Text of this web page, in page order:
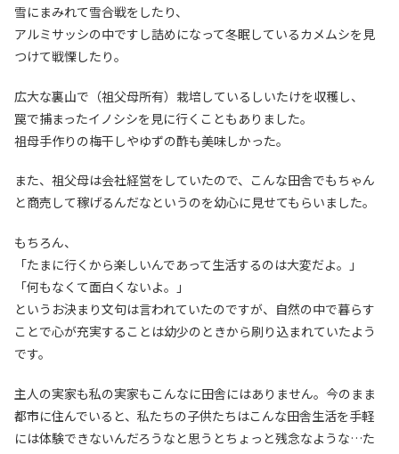
雪にまみれて雪合戦をしたり、
アルミサッシの中ですし詰めになって冬眠しているカメムシを見
つけて戦慄したり。
広大な裏山で（祖父母所有）栽培しているしいたけを収穫し、
罠で捕まったイノシシを見に行くこともありました。
祖母手作りの梅干しやゆずの酢も美味しかった。
また、祖父母は会社経営をしていたので、こんな田舎でもちゃん
と商売して稼げるんだなというのを幼心に見せてもらいました。
もちろん、
「たまに行くから楽しいんであって生活するのは大変だよ。」
「何もなくて面白くないよ。」
というお決まり文句は言われていたのですが、自然の中で暮らす
ことで心が充実することは幼少のときから刷り込まれていたよう
です。
主人の実家も私の実家もこんなに田舎にはありません。今のまま
都市に住んでいると、私たちの子供たちはこんな田舎生活を手軽
には体験できないんだろうなと思うとちょっと残念なような…た